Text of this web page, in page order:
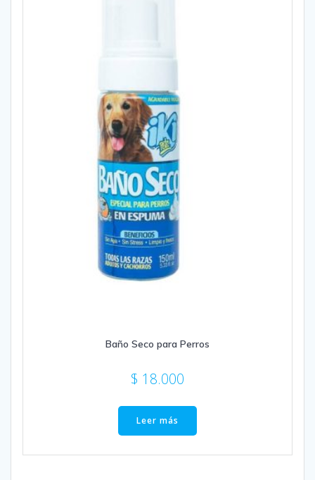
Baño Seco para Perros
$ 18.000
Leer más